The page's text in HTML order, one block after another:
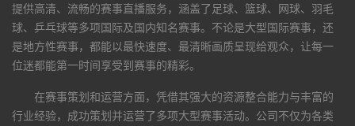
提供高清、流畅的赛事直播服务，涵盖了足球、篮球、网球、羽毛
球、乒乓球等多项国际及国内知名赛事。不论是大型国际赛事，还
是地方性赛事，都能以最快速度、最清晰画质呈现给观众，让每一
位迷都能第一时间享受到赛事的精彩。
在赛事策划和运营方面，凭借其强大的资源整合能力与丰富的
行业经验，成功策划并运营了多项大型赛事活动。公司不仅为各类